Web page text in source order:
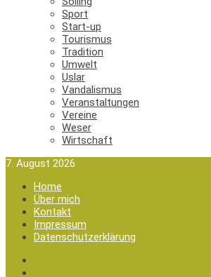
Sport
Start-up
Tourismus
Tradition
Umwelt
Uslar
Vandalismus
Veranstaltungen
Vereine
Weser
Wirtschaft
7. August 2026
Home
Über mich
Kontakt
Impressum
Datenschutzerklärung